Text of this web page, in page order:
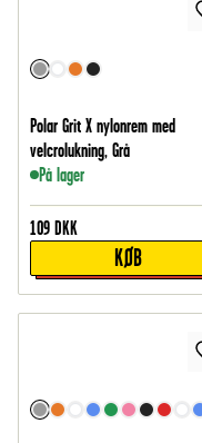
Polar Grit X nylonrem med
velcrolukning, Grå
På lager
109 DKK
KØB